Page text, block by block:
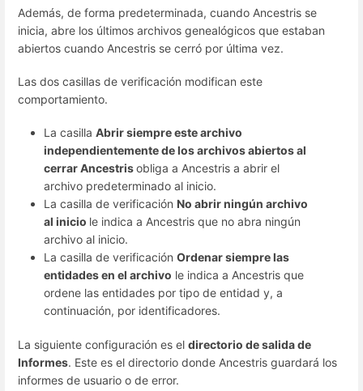
Además, de forma predeterminada, cuando Ancestris se
inicia, abre los últimos archivos genealógicos que estaban
abiertos cuando Ancestris se cerró por última vez.
Las dos casillas de verificación modifican este
comportamiento.
La casilla Abrir siempre este archivo
independientemente de los archivos abiertos al
cerrar Ancestrisobliga a Ancestris a abrir el
archivo predeterminado al inicio.
La casilla de verificación No abrir ningún archivo
al inicio le indica a Ancestris que no abra ningún
archivo al inicio.
La casilla de verificación Ordenar siempre las
entidades en el archivo le indica a Ancestris que
ordene las entidades por tipo de entidad y, a
continuación, por identificadores.
La siguiente configuración es el directorio de salida de
Informes. Este es el directorio donde Ancestris guardará los
informes de usuario o de error.